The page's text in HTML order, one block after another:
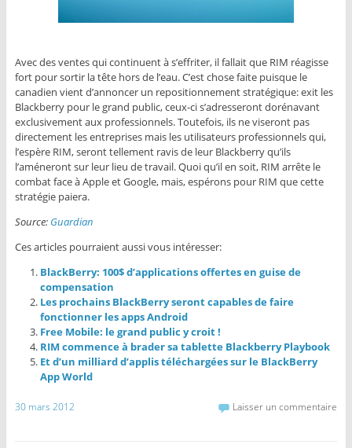
Avec des ventes qui continuent à s’effriter, il fallait que RIM réagisse
fort pour sortir la tête hors de l’eau. C’est chose faite puisque le
canadien vient d’annoncer un repositionnement stratégique: exit les
Blackberry pour le grand public, ceux-ci s’adresseront dorénavant
exclusivement aux professionnels. Toutefois, ils ne viseront pas
directement les entreprises mais les utilisateurs professionnels qui,
l’espère RIM, seront tellement ravis de leur Blackberry qu’ils
l’améneront sur leur lieu de travail. Quoi qu’il en soit, RIM arrête le
combat face à Apple et Google, mais, espérons pour RIM que cette
stratégie paiera.
Source: Guardian
Ces articles pourraient aussi vous intéresser:
BlackBerry: 100$ d’applications offertes en guise de
compensation
Les prochains BlackBerry seront capables de faire
fonctionner les apps Android
Free Mobile: le grand public y croit !
RIM commence à brader sa tablette Blackberry Playbook
Et d’un milliard d’applis téléchargées sur le BlackBerry
App World
30 mars 2012 Laisser un commentaire